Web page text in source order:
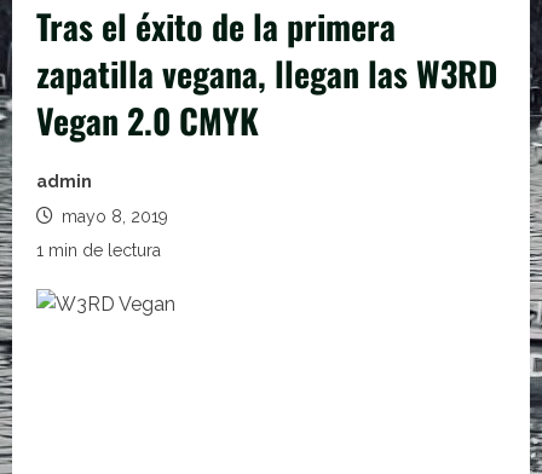
Tras el éxito de la primera
zapatilla vegana, llegan las W3RD
Vegan 2.0 CMYK
admin
mayo 8, 2019
1 min de lectura